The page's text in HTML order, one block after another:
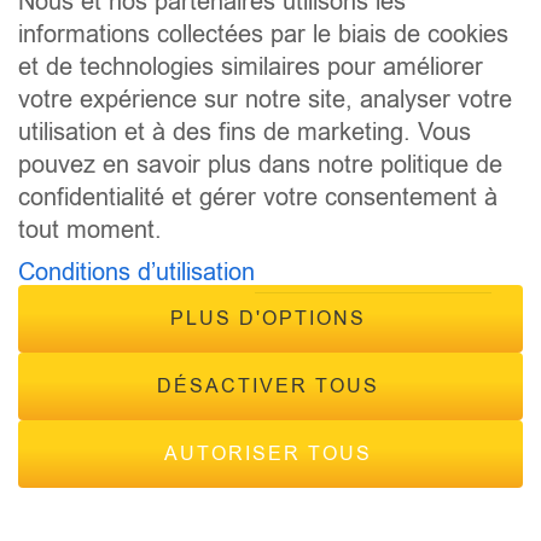
ÉVÈNEMENTS
CONTACT
FRÉQUENCES
© 2026 - Tous droits réservés Inside Radio, site réalisé par
Inside Communication
Mentions légales-Politique de confidentialité
informations collectées par le biais de cookies
et de technologies similaires pour améliorer
votre expérience sur notre site, analyser votre
utilisation et à des fins de marketing. Vous
pouvez en savoir plus dans notre politique de
confidentialité et gérer votre consentement à
tout moment.
Conditions d’utilisation
PLUS D'OPTIONS
DÉSACTIVER TOUS
AUTORISER TOUS